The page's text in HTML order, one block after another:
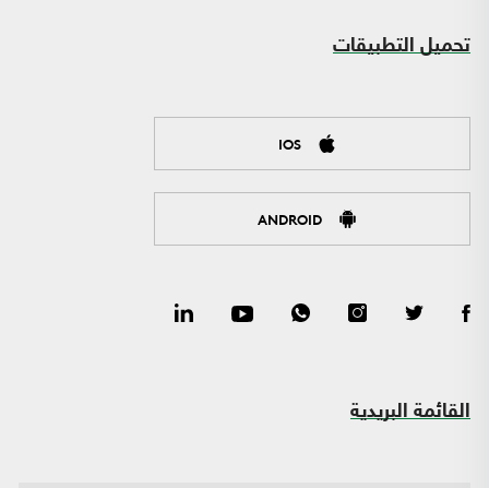
تحميل التطبيقات
IOS
ANDROID
القائمة البريدية